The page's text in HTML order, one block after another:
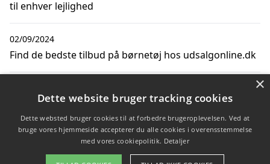
til enhver lejlighed
Find de bedste tilbud på børnetøj hos udsalgonline.dk
02/09/2024
Giv barnet den helt rigtige fodboldtrøje i gave
×
Dette website bruger tracking cookies
Dette websted bruger cookies til at forbedre brugeroplevelsen. Ved at
bruge vores hjemmeside accepterer du alle cookies i overensstemmelse
med vores cookiepolitik. Detaljer